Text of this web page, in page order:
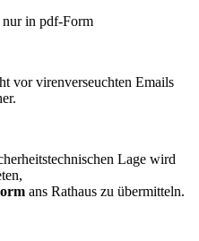
vor virenverseuchten Emails
Lage wird
ans Rathaus zu übermitteln.